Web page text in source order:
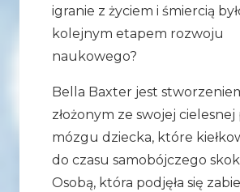
igranie z życiem i śmiercią
kolejnym etapem rozwoju
naukowego?
Bella Baxter jest
złożonym ze swojej cielesnej
mózgu dziecka, które
do czasu samobójczego
Osobą, która podjęła się